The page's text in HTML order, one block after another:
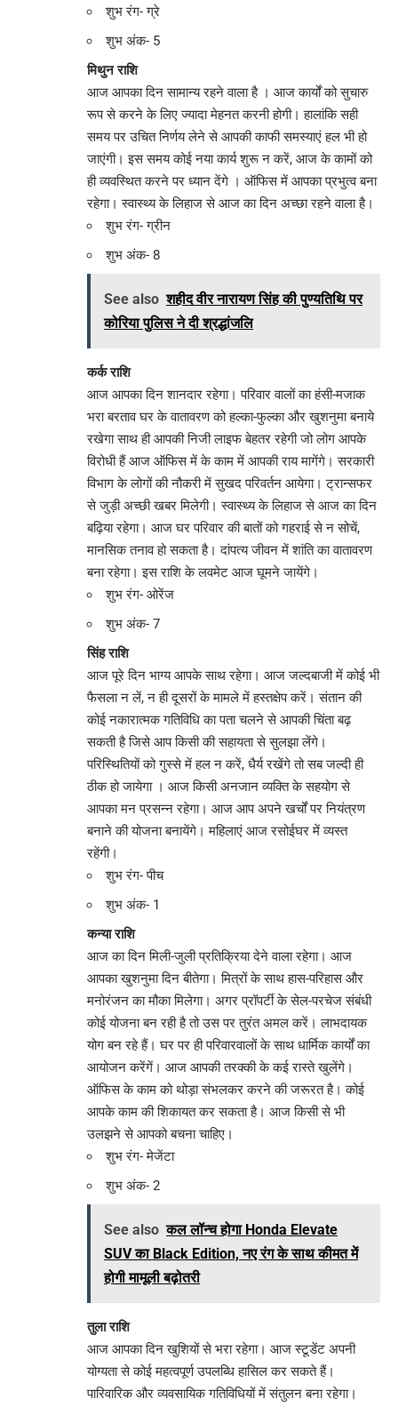
शुभ रंग- ग्रे
शुभ अंक- 5
मिथुन राशि
आज आपका दिन सामान्य रहने वाला है । आज कार्यों को सुचारु
रूप से करने के लिए ज्यादा मेहनत करनी होगी। हालांकि सही
समय पर उचित निर्णय लेने से आपकी काफी समस्याएं हल भी हो
जाएंगी। इस समय कोई नया कार्य शुरू न करें, आज के कामों को
ही व्यवस्थित करने पर ध्यान देंगे । ऑफिस में आपका प्रभुत्व बना
रहेगा। स्वास्थ्य के लिहाज से आज का दिन अच्छा रहने वाला है।
शुभ रंग- ग्रीन
शुभ अंक- 8
See also शहीद वीर नारायण सिंह की पुण्यतिथि पर
कोरिया पुलिस ने दी श्रद्धांजलि
कर्क राशि
आज आपका दिन शानदार रहेगा। परिवार वालों का हंसी-मजाक
भरा बरताव घर के वातावरण को हल्का-फुल्का और खुशनुमा बनाये
रखेगा साथ ही आपकी निजी लाइफ बेहतर रहेगी जो लोग आपके
विरोधी हैं आज ऑफिस में के काम में आपकी राय मागेंगे। सरकारी
विभाग के लोगों की नौकरी में सुखद परिवर्तन आयेगा। ट्रान्सफर
से जुड़ी अच्छी खबर मिलेगी। स्वास्थ्य के लिहाज से आज का दिन
बढ़िया रहेगा। आज घर परिवार की बातों को गहराई से न सोचें,
मानसिक तनाव हो सकता है। दांपत्य जीवन में शांति का वातावरण
बना रहेगा। इस राशि के लवमेट आज घूमने जायेंगे।
शुभ रंग- ओरेंज
शुभ अंक- 7
सिंह राशि
आज पूरे दिन भाग्य आपके साथ रहेगा। आज जल्दबाजी में कोई भी
फैसला न लें, न ही दूसरों के मामले में हस्तक्षेप करें। संतान की
कोई नकारात्मक गतिविधि का पता चलने से आपकी चिंता बढ़
सकती है जिसे आप किसी की सहायता से सुलझा लेंगे।
परिस्थितियों को गुस्से में हल न करें, धैर्य रखेंगे तो सब जल्दी ही
ठीक हो जायेगा । आज किसी अनजान व्यक्ति के सहयोग से
आपका मन प्रसन्न रहेगा। आज आप अपने खर्चों पर नियंत्रण
बनाने की योजना बनायेंगे। महिलाएं आज रसोईघर में व्यस्त
रहेंगी।
शुभ रंग- पीच
शुभ अंक- 1
कन्या राशि
आज का दिन मिली-जुली प्रतिक्रिया देने वाला रहेगा। आज
आपका खुशनुमा दिन बीतेगा। मित्रों के साथ हास-परिहास और
मनोरंजन का मौका मिलेगा। अगर प्रॉपर्टी के सेल-परचेज संबंधी
कोई योजना बन रही है तो उस पर तुरंत अमल करें। लाभदायक
योग बन रहे हैं। घर पर ही परिवारवालों के साथ धार्मिक कार्यों का
आयोजन करेंगें। आज आपकी तरक्की के कई रास्ते खुलेंगे।
ऑफिस के काम को थोड़ा संभलकर करने की जरूरत है। कोई
आपके काम की शिकायत कर सकता है। आज किसी से भी
उलझने से आपको बचना चाहिए।
शुभ रंग- मेजेंटा
शुभ अंक- 2
See also कल लॉन्‍च होगा Honda Elevate
SUV का Black Edition, नए रंग के साथ कीमत में
होगी मामूली बढ़ोतरी
तुला राशि
आज आपका दिन खुशियों से भरा रहेगा। आज स्टूडेंट अपनी
योग्यता से कोई महत्वपूर्ण उपलब्धि हासिल कर सकते हैं।
पारिवारिक और व्यवसायिक गतिविधियों में संतुलन बना रहेगा।